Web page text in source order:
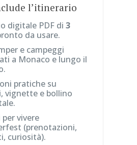
l’itinerario
digitale PDF di3
da usare.
e campeggi
a Monaco e lungo il
pratiche su
vignette e bollino
vivere
(prenotazioni,
curiosità).